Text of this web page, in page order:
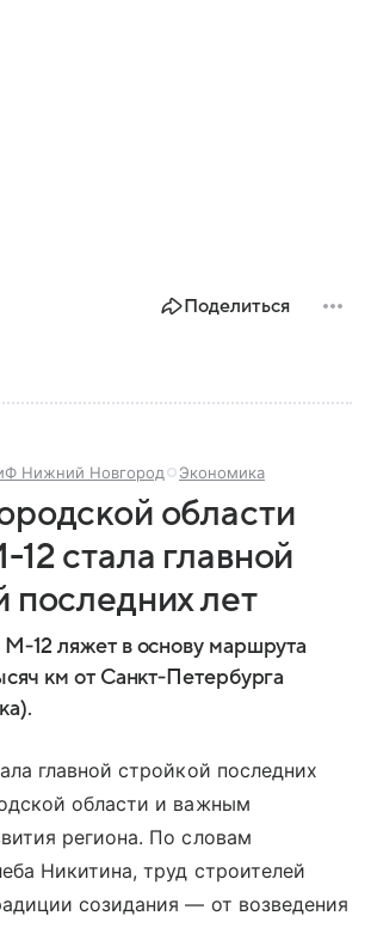
Поделиться
Нижний Новгород Экономика
области
стала главной
последних лет
М‑12 ляжет в основу маршрута
км от Санкт‑Петербурга
главной стройкой последних
области и важным
региона. По словам
Никитина, труд строителей
созидания — от возведения